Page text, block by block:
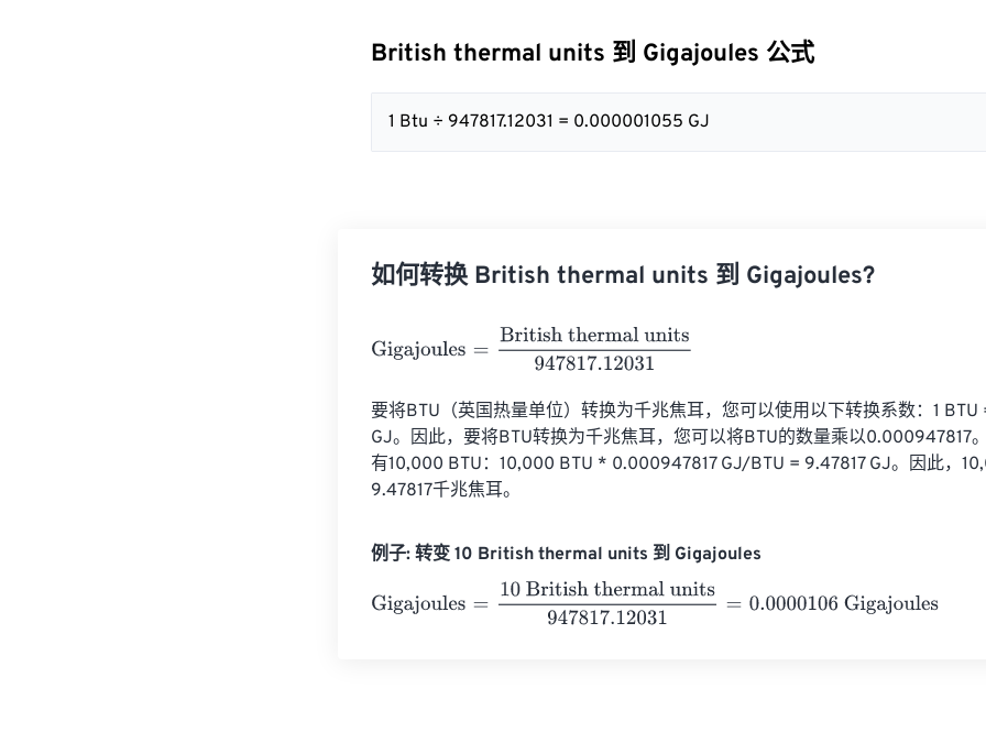
British thermal units 到 Gigajoules 公式
1 Btu ÷ 947817.12031 = 0.000001055 GJ
如何转换 British thermal units 到 Gigajoules?
Gigajoules British thermal units947817.12031
要将BTU（英国热量单位）转换为千兆焦耳，您可以使用以下转换系数：1
GJ。因此，要将BTU转换为千兆焦耳，您可以将BTU的数量乘以0.000947817
有10,000 BTU：10,000 BTU * 0.000947817 GJ/BTU = 9.47817 GJ。因此，
9.47817千兆焦耳。
例子: 转变 10 British thermal units 到 Gigajoules
Gigajoules
10 British thermal units947817.12031= 0.0000106 Gigajoules